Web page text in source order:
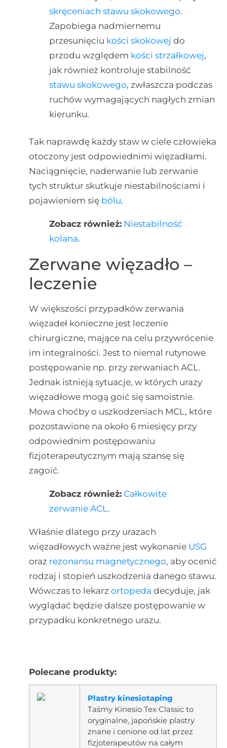
skręceniach stawu skokowego.
Zapobiega nadmiernemu
przesunięciu kości skokowej do
przodu względem kości strzałkowej,
jak również kontroluje stabilność
stawu skokowego, zwłaszcza podczas
ruchów wymagających nagłych zmian
kierunku.
Tak naprawdę każdy staw w ciele człowieka
otoczony jest odpowiednimi więzadłami.
Naciągnięcie, naderwanie lub zerwanie
tych struktur skutkuje niestabilnościami i
pojawieniem się bólu.
Zobacz również: Niestabilność
kolana.
Zerwane więzadło –
leczenie
W większości przypadków zerwania
więzadeł konieczne jest leczenie
chirurgiczne, mające na celu przywrócenie
im integralności. Jest to niemal rutynowe
postępowanie np. przy zerwaniach ACL.
Jednak istnieją sytuacje, w których urazy
więzadłowe mogą goić się samoistnie.
Mowa choćby o uszkodzeniach MCL, które
pozostawione na około 6 miesięcy przy
odpowiednim postępowaniu
fizjoterapeutycznym mają szansę się
zagoić.
Zobacz również: Całkowite
zerwanie ACL.
Właśnie dlatego przy urazach
więzadłowych ważne jest wykonanie USG
oraz rezonansu magnetycznego, aby ocenić
rodzaj i stopień uszkodzenia danego stawu.
Wówczas to lekarz ortopeda decyduje, jak
wyglądać będzie dalsze postępowanie w
przypadku konkretnego urazu.
Polecane produkty:
Plastry kinesiotaping
Taśmy Kinesio Tex Classic to
oryginalne, japońskie plastry
znane i cenione od lat przez
fizjoterapeutów na całym